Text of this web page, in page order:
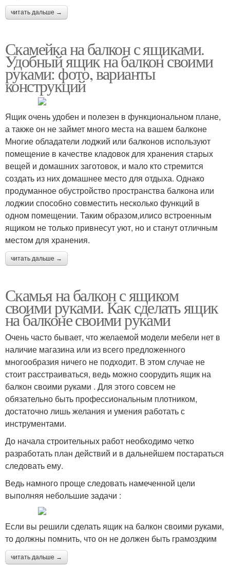
читать дальше →
Скамейка на балкон с ящиками.
Удобный ящик на балкон своими
руками: фото, варианты
конструкций
Ящик очень удобен и полезен в функциональном плане,
а также он не займет много места на вашем балконе
Многие обладатели лоджий или балконов используют
помещение в качестве кладовок для хранения старых
вещей и домашних заготовок, и мало кто стремится
создать из них домашнее место для отдыха. Однако
продуманное обустройство пространства балкона или
лоджии способно совместить несколько функций в
одном помещении. Таким образом,илисо встроенным
ящиком не только привнесут уют, но и станут отличным
местом для хранения.
читать дальше →
Скамья на балкон с ящиком
своими руками. Как сделать ящик
на балконе своими руками
Очень часто бывает, что желаемой модели мебели нет в
наличие магазина или из всего предложенного
многообразия ничего не подходит. В этом случае не
стоит расстраиваться, ведь можно соорудить ящик на
балкон своими руками . Для этого совсем не
обязательно быть профессиональным плотником,
достаточно лишь желания и умения работать с
инструментами.
До начала строительных работ необходимо четко
разработать план действий и в дальнейшем постараться
следовать ему.
Ведь намного проще следовать намеченной цели
выполняя небольшие задачи :
Если вы решили сделать ящик на балкон своими руками,
то должны помнить, что он не должен быть грамоздким
читать дальше →